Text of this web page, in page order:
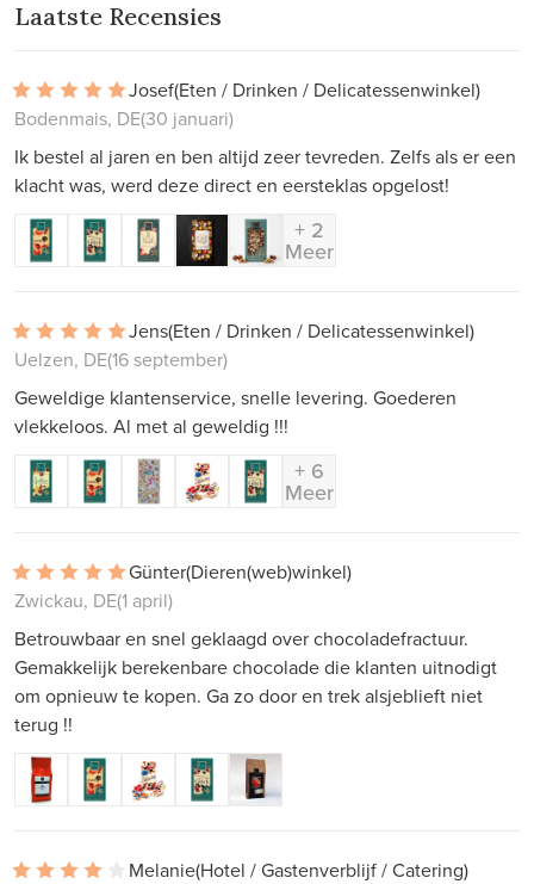
Laatste Recensies
Josef(Eten / Drinken / Delicatessenwinkel)
Bodenmais, DE(30 januari)
Ik bestel al jaren en ben altijd zeer tevreden. Zelfs als er een
klacht was, werd deze direct en eersteklas opgelost!
+ 2
Meer
Jens(Eten / Drinken / Delicatessenwinkel)
Uelzen, DE(16 september)
Geweldige klantenservice, snelle levering. Goederen
vlekkeloos. Al met al geweldig !!!
+ 6
Meer
Günter(Dieren(web)winkel)
Zwickau, DE(1 april)
Betrouwbaar en snel geklaagd over chocoladefractuur.
Gemakkelijk berekenbare chocolade die klanten uitnodigt
om opnieuw te kopen. Ga zo door en trek alsjeblieft niet
terug !!
Melanie(Hotel / Gastenverblijf / Catering)